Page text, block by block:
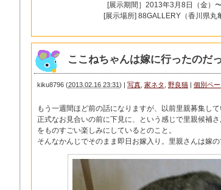
[展示期間］2013年3月8日（金）
[展示場所] 88GALLERY（香川県丸
ここねちゃんは嫁に行ったのだ
kiku8796 (2013.02.16 23:31) | 写真 家ネタ 野良猫 | 個別ペー
もう一週間ほど前の話になりますが、以前里親募集し
正式なお見合いの前に下見に、という感じで里親候補
をものすごい楽しみにしているとのこと。
そんなかんじでそのまま即日お嫁入り。里親さんは嫁